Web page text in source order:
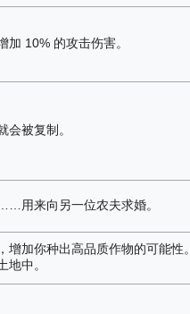
加 10% 的攻击伤害。
会被复制。
用来向另一位农夫求婚。
增加你种出高品质作物的可能性。
地中。